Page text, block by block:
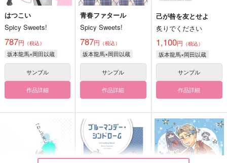
はつこい
Spicy Sweets!
787円 （税込）
坂本龍馬×岡田以蔵
サンプル
作品詳細
青春ファタール
Spicy Sweets!
787円 （税込）
坂本龍馬×岡田以蔵
サンプル
作品詳細
己が咎を友とせよ
炙りでください
1,100円 （税込）
坂本龍馬×岡田以蔵
サンプル
作品詳細